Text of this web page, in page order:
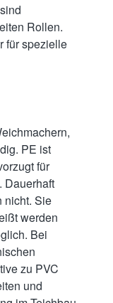
Rollen.
für spezielle
PE ist
für
Dauerhaft
nicht. Sie
werden
Bei
zu PVC
und